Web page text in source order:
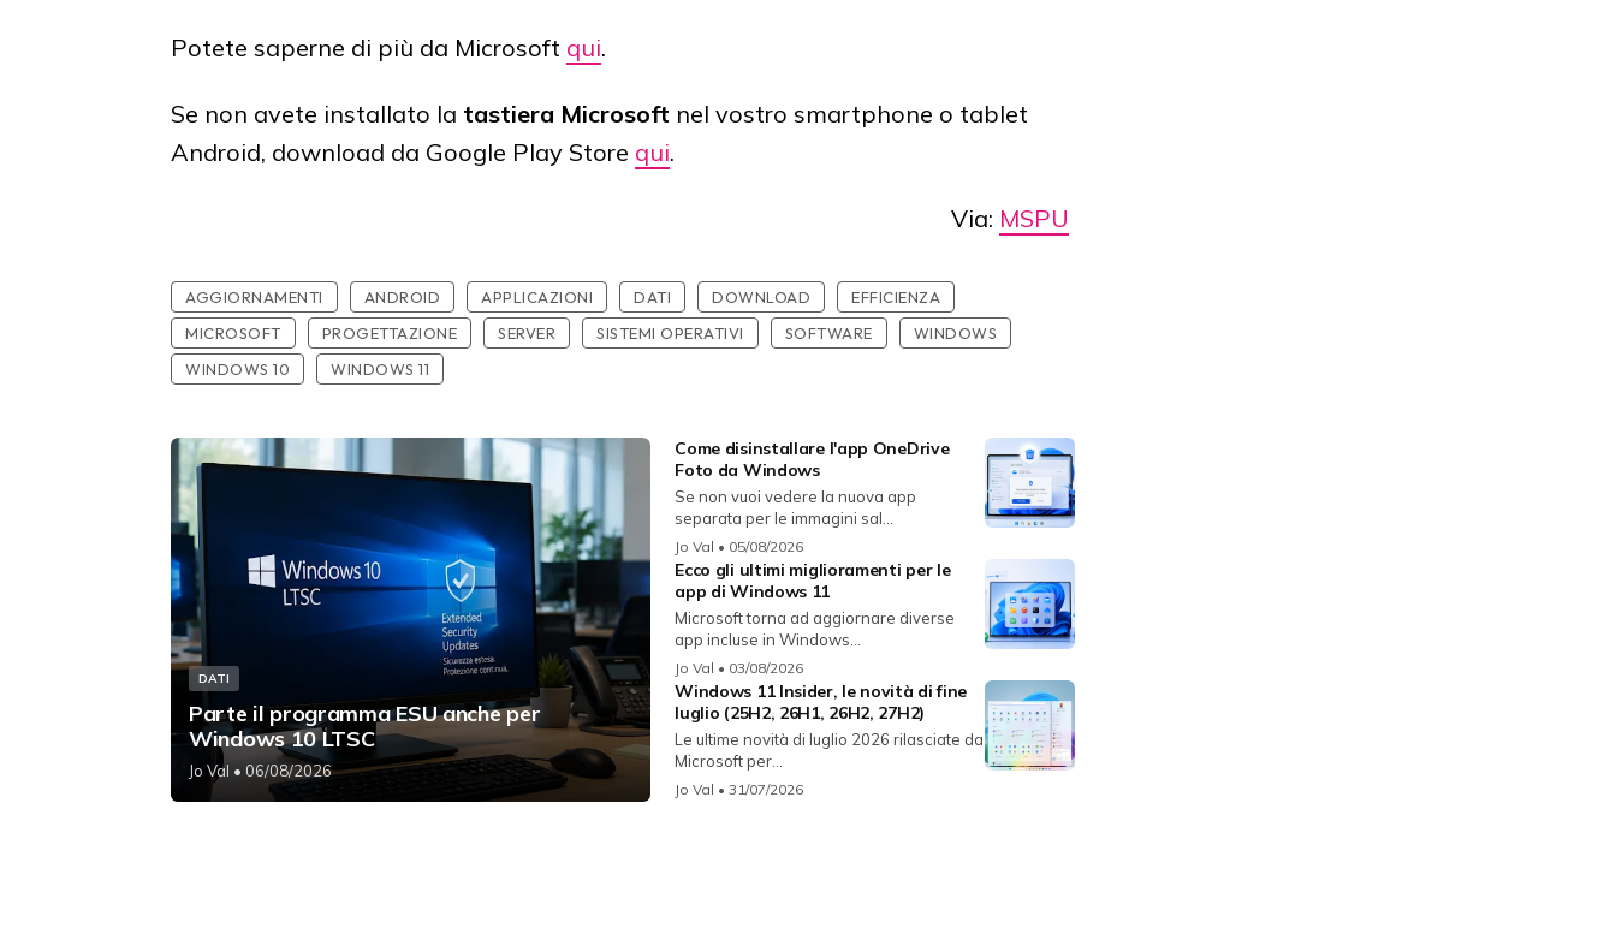
Potete saperne di più da Microsoft qui.
Se non avete installato la tastiera Microsoft nel vostro smartphone o tablet
Android, download da Google Play Store qui.
Via: MSPU
AGGIORNAMENTI ANDROID APPLICAZIONI DATI DOWNLOAD
EFFICIENZA
MICROSOFT
PROGETTAZIONE SERVER SISTEMI OPERATIVI SOFTWARE
WINDOWS
WINDOWS 10
WINDOWS 11
DATI
Parte il programma ESU anche per
Windows 10 LTSC
Jo Val • 06/08/2026
Come disinstallare l'app OneDrive
Foto da Windows
Se non vuoi vedere la nuova app
separata per le immagini sal...
Jo Val • 05/08/2026
Ecco gli ultimi miglioramenti per le
app di Windows 11
Microsoft torna ad aggiornare diverse
app incluse in Windows...
Jo Val • 03/08/2026
Windows 11 Insider, le novità di fine
luglio (25H2, 26H1, 26H2, 27H2)
Le ultime novità di luglio 2026 rilasciate da
Microsoft per...
Jo Val • 31/07/2026